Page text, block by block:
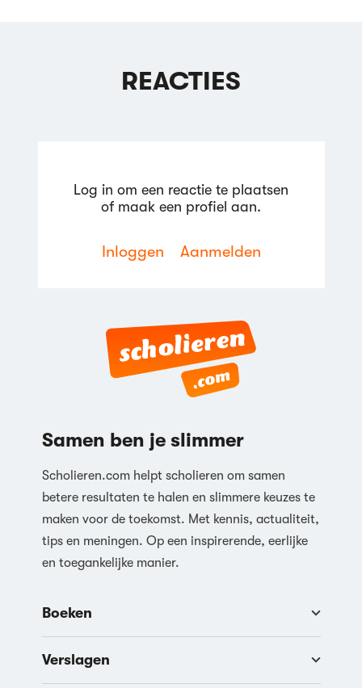
REACTIES
Log in om een reactie te plaatsen
of maak een profiel aan.
Inloggen Aanmelden
Samen ben je slimmer
Scholieren.com helpt scholieren om samen
betere resultaten te halen en slimmere keuzes te
maken voor de toekomst. Met kennis, actualiteit,
tips en meningen. Op een inspirerende, eerlijke
en toegankelijke manier.
Boeken
Verslagen